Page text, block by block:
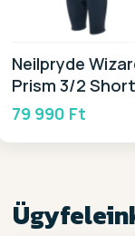
Neilpryde
Prism 3/2
L/S 2026
79 990 Ft